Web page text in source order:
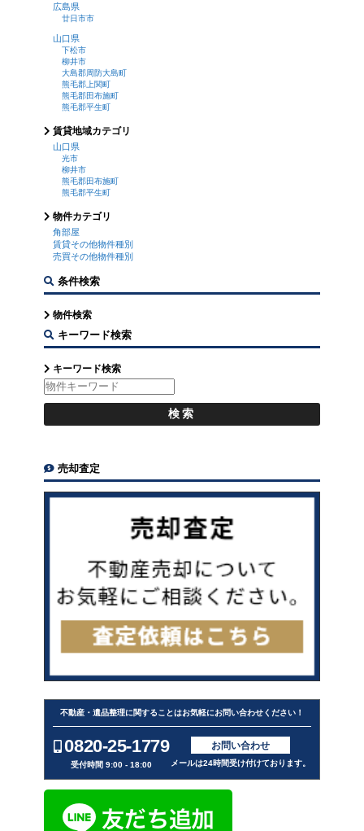
広島県
廿日市市
山口県
下松市
柳井市
大島郡周防大島町
熊毛郡上関町
熊毛郡田布施町
熊毛郡平生町
賃貸地域カテゴリ
山口県
光市
柳井市
熊毛郡田布施町
熊毛郡平生町
物件カテゴリ
角部屋
賃貸その他物件種別
売買その他物件種別
条件検索
物件検索
キーワード検索
キーワード検索
売却査定
不動産・遺品整理に関することはお気軽にお問い合わせください！
0820-25-1779
受付時間 9:00 - 18:00
お問い合わせ
メールは24時間受け付けております。